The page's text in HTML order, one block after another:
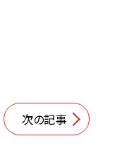
次の記事